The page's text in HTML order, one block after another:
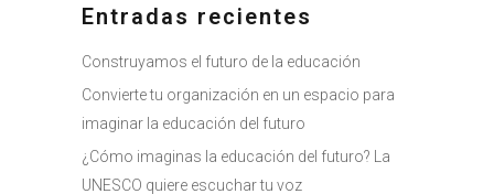
Entradas recientes
Construyamos el futuro de la educación
Convierte tu organización en un espacio para
imaginar la educación del futuro
¿Cómo imaginas la educación del futuro? La
UNESCO quiere escuchar tu voz